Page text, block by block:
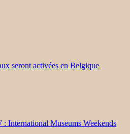
seront activées en Belgique
International Museums Weekends